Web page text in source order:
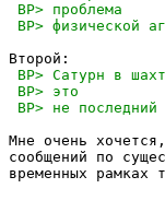
Мне очень
сообщений по
временных рамках